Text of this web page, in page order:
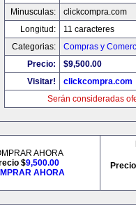
Minusculas:
clickcompra.com
Longitud:
11 caracteres
Categorias:
Compras y
Precio:
$9,500.00
Visitar!
clickcompra.com
Serán consideradas
AHORA
$9,500.00
AHORA